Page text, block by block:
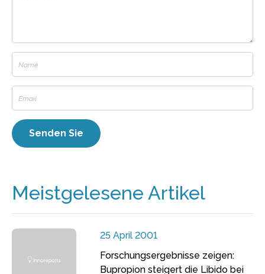
Meistgelesene Artikel
25 April 2001
Forschungsergebnisse zeigen:
Bupropion steigert die Libido bei